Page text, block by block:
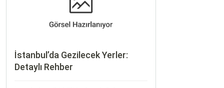
İstanbul’da Gezilecek Yerler:
Detaylı Rehber